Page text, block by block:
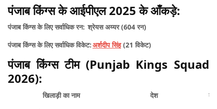
पंजाब किंग्स के आईपीएल 2025 के आँकड़े:
पंजाब किंग्स के लिए सर्वाधिक रन:श्रेयस अय्यर (604 रन)
पंजाब किंग्स के लिए सर्वाधिक विकेट:अर्शदीप सिंह(21 विकेट)
पंजाब किंग्स टीम (Punjab Kings Squad
2026):
खिलाड़ी का नाम देश